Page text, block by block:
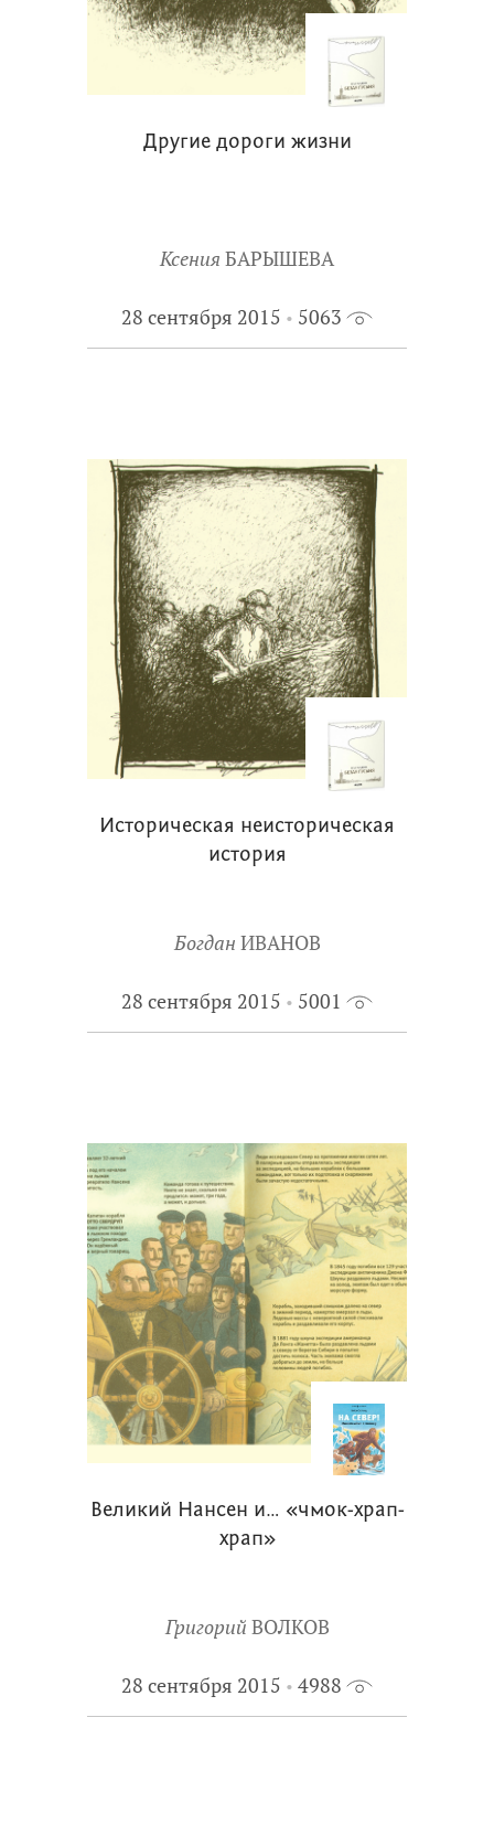
Другие дороги жизни
Ксения БАРЫШЕВА
28 сентября 2015 5063
Историческая неисторическая
история
Богдан ИВАНОВ
28 сентября 2015 5001
Великий Нансен и… «чмок-храп-
храп»
Григорий ВОЛКОВ
28 сентября 2015 4988